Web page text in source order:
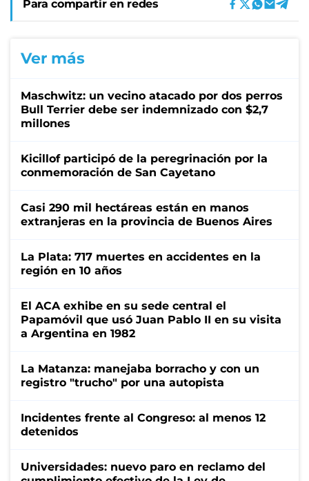
Para compartir en redes
Ver más
Maschwitz: un vecino atacado por dos perros
Bull Terrier debe ser indemnizado con $2,7
millones
Kicillof participó de la peregrinación por la
conmemoración de San Cayetano
Casi 290 mil hectáreas están en manos
extranjeras en la provincia de Buenos Aires
La Plata: 717 muertes en accidentes en la
región en 10 años
El ACA exhibe en su sede central el
Papamóvil que usó Juan Pablo II en su visita
a Argentina en 1982
La Matanza: manejaba borracho y con un
registro "trucho" por una autopista
Incidentes frente al Congreso: al menos 12
detenidos
Universidades: nuevo paro en reclamo del